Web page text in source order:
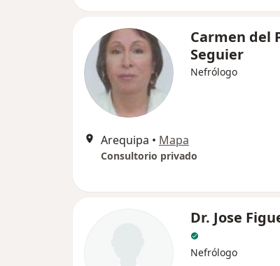
Carmen del
Seguier
Nefrólogo
Arequipa • Mapa
Consultorio privado
Dr. Jose
Nefrólogo